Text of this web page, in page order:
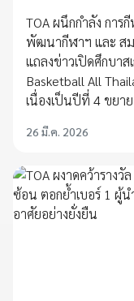
TOA ผนึกกำลัง การ
พัฒนากีฬาฯ และ สม
แถลงข่าวเปิดศึกบาส
Basketball All
เนื่องเป็นปีที่ 4 ขยา
26 มี.ค. 2026